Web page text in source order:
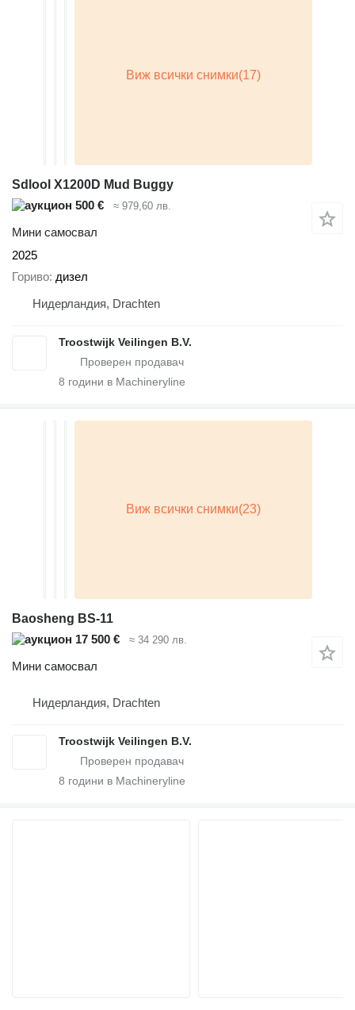
Sdlool X1200D Mud Buggy
500 €
≈ 979,60 лв.
Мини самосвал
2025
Гориво дизел
Нидерландия, Drachten
Troostwijk Veilingen B.V.
8 години в Machineryline
Baosheng BS-11
17 500 €
≈ 34 290 лв.
Мини самосвал
Нидерландия, Drachten
Troostwijk Veilingen B.V.
8 години в Machineryline